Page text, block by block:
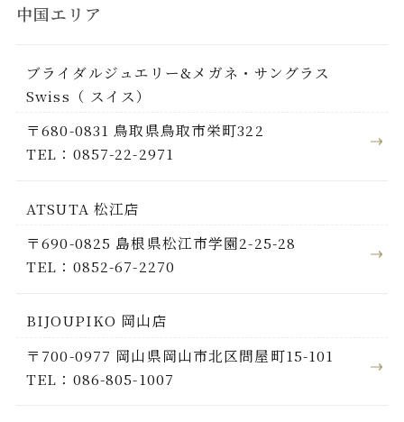
中国エリア
ブライダルジュエリー&メガネ・サングラス
Swiss（ スイス）
〒680-0831 鳥取県鳥取市栄町322
TEL：0857-22-2971
ATSUTA 松江店
〒690-0825 島根県松江市学園2-25-28
TEL：0852-67-2270
BIJOUPIKO 岡山店
〒700-0977 岡山県岡山市北区問屋町15-101
TEL：086-805-1007